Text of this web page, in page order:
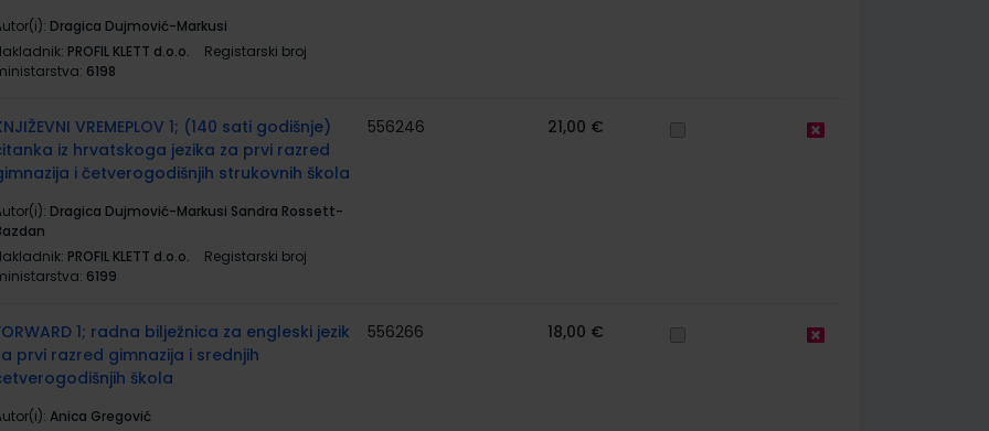
Dragica Dujmović-Markusi
PROFIL KLETT d.o.o.
Registarski broj
6198
VREMEPLOV 1; (140 sati godišnje)
iz hrvatskoga jezika za prvi razred
i četverogodišnjih strukovnih škola
Dragica Dujmović-Markusi Sandra Rossett-
PROFIL KLETT d.o.o.
Registarski broj
6199
556246 21,00 €
1; radna bilježnica za engleski jezik
prvi razred gimnazija i srednjih
škola
Anica Gregović
556266 18,00 €